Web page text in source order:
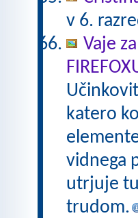
v 6.
Vaje
katero
vidnega
utrjuje
trudom.